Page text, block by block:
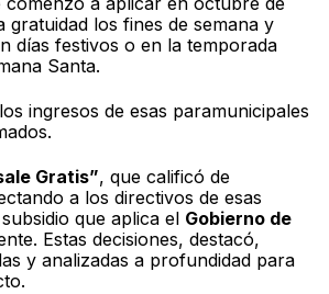
gratuidad los fines de semana y
días festivos o en la temporada
Santa.
ingresos de esas paramunicipales
Gratis”, que calificó de
a los directivos de esas
que aplica el Gobierno de
Estas decisiones, destacó,
y analizadas a profundidad para